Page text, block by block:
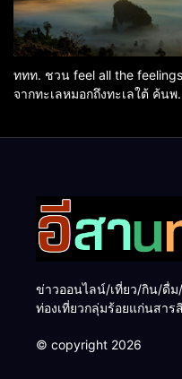
ททท. ชวน feel all the feelings
จากทะเลหมอกถึงทะเลใต้ ค้นพ
ข่าวออนไลน์/เที่ยว/กิน/ดื่ม
ท่องเที่ยวกลุ่มร้อยแก่นสา
© copyright 2026